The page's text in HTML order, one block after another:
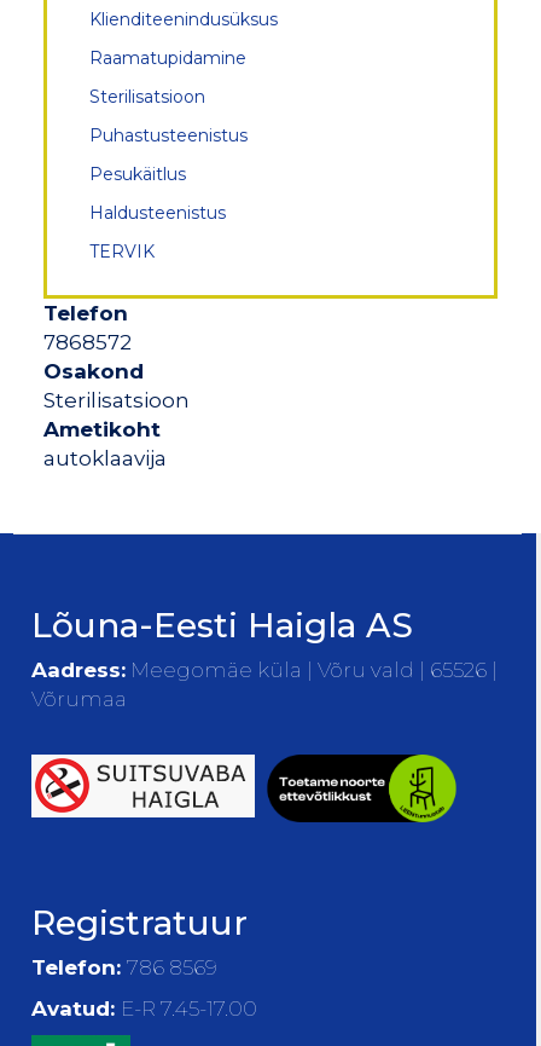
Klienditeenindusüksus
Raamatupidamine
Sterilisatsioon
Puhastusteenistus
Pesukäitlus
Haldusteenistus
TERVIK
Telefon
7868572
Osakond
Sterilisatsioon
Ametikoht
autoklaavija
Lõuna-Eesti Haigla AS
Aadress: Meegomäe küla | Võru vald | 65526 |
Võrumaa
Registratuur
Telefon:786 8569
Avatud: E-R 7.45-17.00